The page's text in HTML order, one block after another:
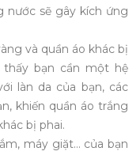
nước sẽ gây kích ứng
và quần áo khác bị
bạn cần một hệ
làn da của bạn, các
khiến quần áo trắng
bị phai.
máy giặt… của bạn